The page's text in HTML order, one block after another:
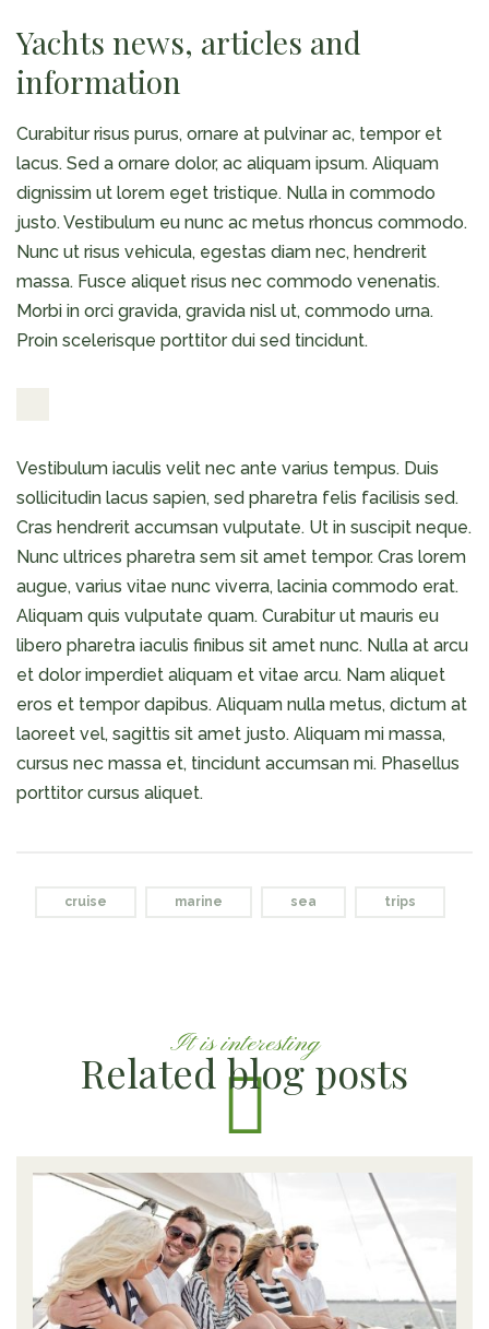
Yachts news, articles and
information
Curabitur risus purus, ornare at pulvinar ac, tempor et
lacus. Sed a ornare dolor, ac aliquam ipsum. Aliquam
dignissim ut lorem eget tristique. Nulla in commodo
justo. Vestibulum eu nunc ac metus rhoncus commodo.
Nunc ut risus vehicula, egestas diam nec, hendrerit
massa. Fusce aliquet risus nec commodo venenatis.
Morbi in orci gravida, gravida nisl ut, commodo urna.
Proin scelerisque porttitor dui sed tincidunt.
Vestibulum iaculis velit nec ante varius tempus. Duis
sollicitudin lacus sapien, sed pharetra felis facilisis sed.
Cras hendrerit accumsan vulputate. Ut in suscipit neque.
Nunc ultrices pharetra sem sit amet tempor. Cras lorem
augue, varius vitae nunc viverra, lacinia commodo erat.
Aliquam quis vulputate quam. Curabitur ut mauris eu
libero pharetra iaculis finibus sit amet nunc. Nulla at arcu
et dolor imperdiet aliquam et vitae arcu. Nam aliquet
eros et tempor dapibus. Aliquam nulla metus, dictum at
laoreet vel, sagittis sit amet justo. Aliquam mi massa,
cursus nec massa et, tincidunt accumsan mi. Phasellus
porttitor cursus aliquet.
cruise marine sea trips
It is interesting
Related blog posts